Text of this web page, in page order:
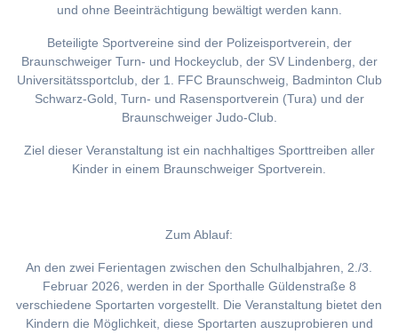
und ohne Beeinträchtigung bewältigt werden kann.
Beteiligte Sportvereine sind der Polizeisportverein, der
Braunschweiger Turn- und Hockeyclub, der SV Lindenberg, der
Universitätssportclub, der 1. FFC Braunschweig, Badminton Club
Schwarz-Gold, Turn- und Rasensportverein (Tura) und der
Braunschweiger Judo-Club.
Ziel dieser Veranstaltung ist ein nachhaltiges Sporttreiben aller
Kinder in einem Braunschweiger Sportverein.
Zum Ablauf:
An den zwei Ferientagen zwischen den Schulhalbjahren, 2./3.
Februar 2026, werden in der Sporthalle Güldenstraße 8
verschiedene Sportarten vorgestellt. Die Veranstaltung bietet den
Kindern die Möglichkeit, diese Sportarten auszuprobieren und